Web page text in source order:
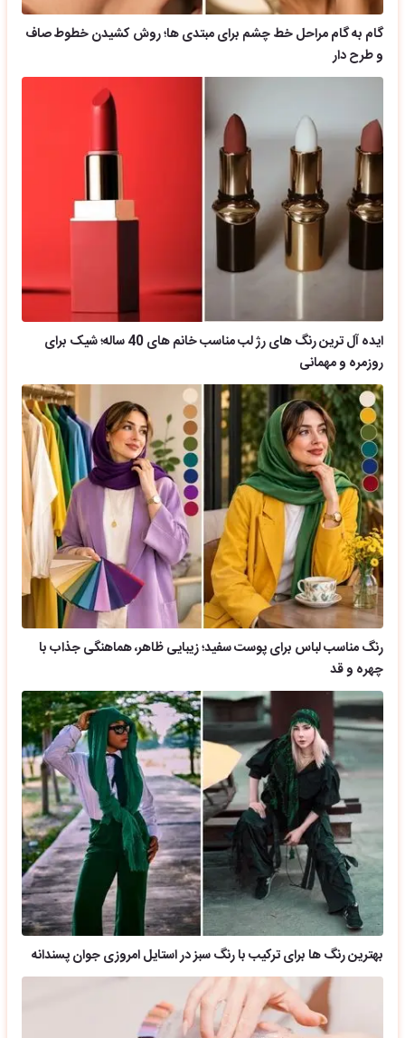
گام به گام مراحل خط چشم برای مبتدی ها؛ روش کشیدن خطوط صاف
و طرح دار
ایده آل ترین رنگ های رژ لب مناسب خانم های 40 ساله؛ شیک برای
روزمره و مهمانی
رنگ مناسب لباس برای پوست سفید؛ زیبایی ظاهر، هماهنگی جذاب با
چهره و قد
بهترین رنگ ها برای ترکیب با رنگ سبز در استایل امروزی جوان پسندانه